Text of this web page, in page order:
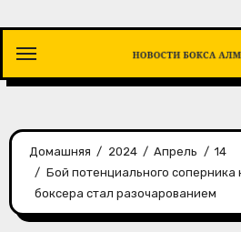
содержимому
Домашняя 2024 Апрель
14
Бой потенциального соперника
боксера стал разочарованием